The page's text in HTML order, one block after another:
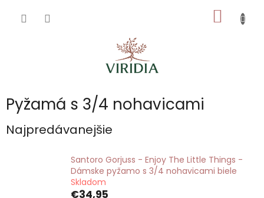
KOŠÍK
Pyžamá s 3/4 nohavicami
Najpredávanejšie
Santoro Gorjuss - Enjoy The Little Things -
Dámske pyžamo s 3/4 nohavicami biele
Skladom
€34,95